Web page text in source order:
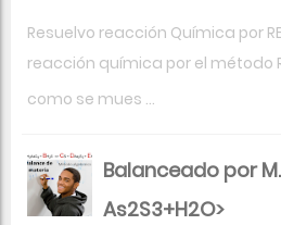
Resuelvo reacción Química por
reacción química por el método
como se mues ...
Balanceado por M.
As2S3+H2O>